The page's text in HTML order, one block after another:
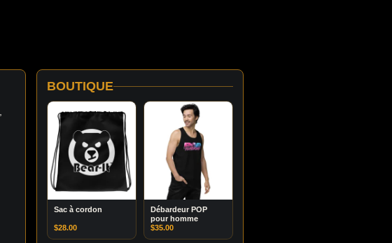
BOUTIQUE
Sac à cordon
$28.00
Débardeur POP
pour homme
$35.00